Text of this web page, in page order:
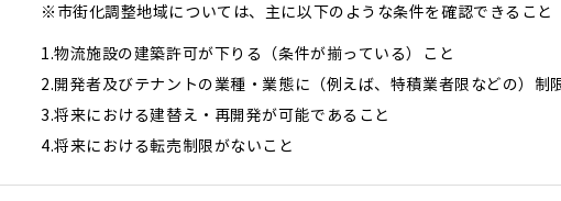
※市街化調整地域については、主に以下のような条件を確認できること
物流施設の建築許可が下りる（条件が揃っている）こと
開発者及びテナントの業種・業態に（例えば、特積業者限などの）制
将来における建替え・再開発が可能であること
将来における転売制限がないこと